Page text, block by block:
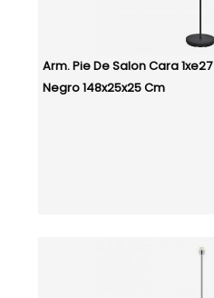
Arm. Pie De Salon Cara 1xe27
Negro 148x25x25 Cm